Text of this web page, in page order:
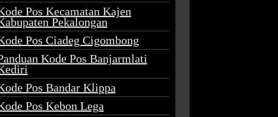
Pos Kecamatan Kajen
Pekalongan
Pos Ciadeg Cigombong
Kode Pos Banjarmlati
Pos Bandar Klippa
Pos Kebon Lega